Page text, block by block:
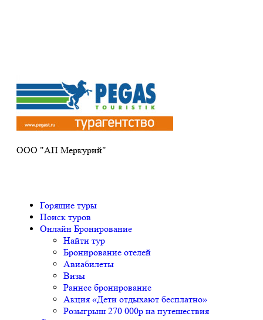
ООО "АП Меркурий"
Горящие туры
Поиск туров
Онлайн Бронирование
Найти тур
Бронирование отелей
Авиабилеты
Визы
Раннее бронирование
Акция «Дети отдыхают бесплатно»
Розыгрыш 270 000р на путешествия